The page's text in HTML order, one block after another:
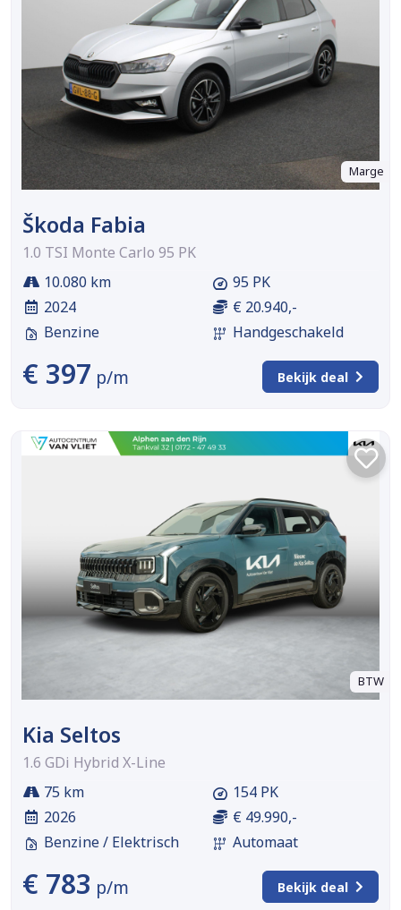
Marge
Škoda Fabia
1.0 TSI Monte Carlo 95 PK
10.080 km
2024
Benzine
95 PK
€ 20.940,-
Handgeschakeld
€ 397 p/m Bekijk deal
BTW
Kia Seltos
1.6 GDi Hybrid X-Line
75 km
2026
Benzine / Elektrisch
154 PK
€ 49.990,-
Automaat
€ 783 p/m Bekijk deal